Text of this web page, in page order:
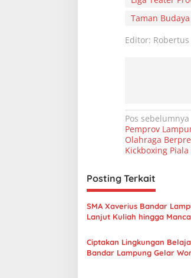
Taman
Editor: Robertus
N
a
v
i
g
a
s
i
p
Pos sebelumnya
Pemprov
Olahraga
Kickboxing
Posting Terkait
SMA Xaverius Bandar
Lanjut Kuliah hingga
Ciptakan Lingkungan
Bandar Lampung Gelar